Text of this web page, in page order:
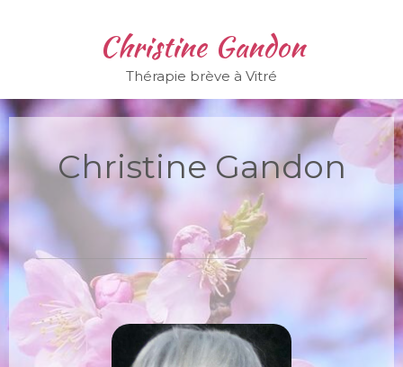
Christine Gandon
Thérapie brève à Vitré
Christine Gandon